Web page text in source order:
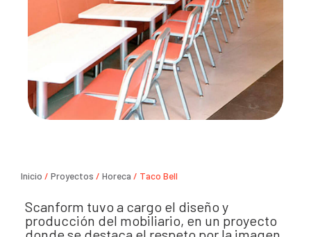
Inicio / Proyectos / Horeca / Taco Bell
Scanform tuvo a cargo el diseño y
producción del mobiliario, en un proyecto